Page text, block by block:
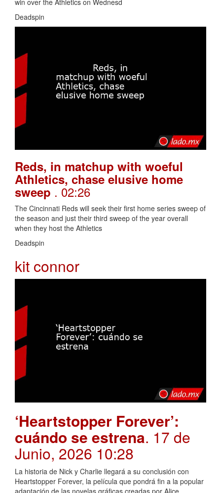
Deadspin
Reds, in matchup with woeful
Athletics, chase elusive home
sweep . 02:26
The Cincinnati Reds will seek their first home series sweep of
the season and just their third sweep of the year overall
when they host the Athletics
Deadspin
kit connor
‘Heartstopper Forever’:
cuándo se estrena. 17 de
Junio, 2026 10:28
La historia de Nick y Charlie llegará a su conclusión con
Heartstopper Forever, la película que pondrá fin a la popular
adaptación de las novelas gráficas creadas por Alice